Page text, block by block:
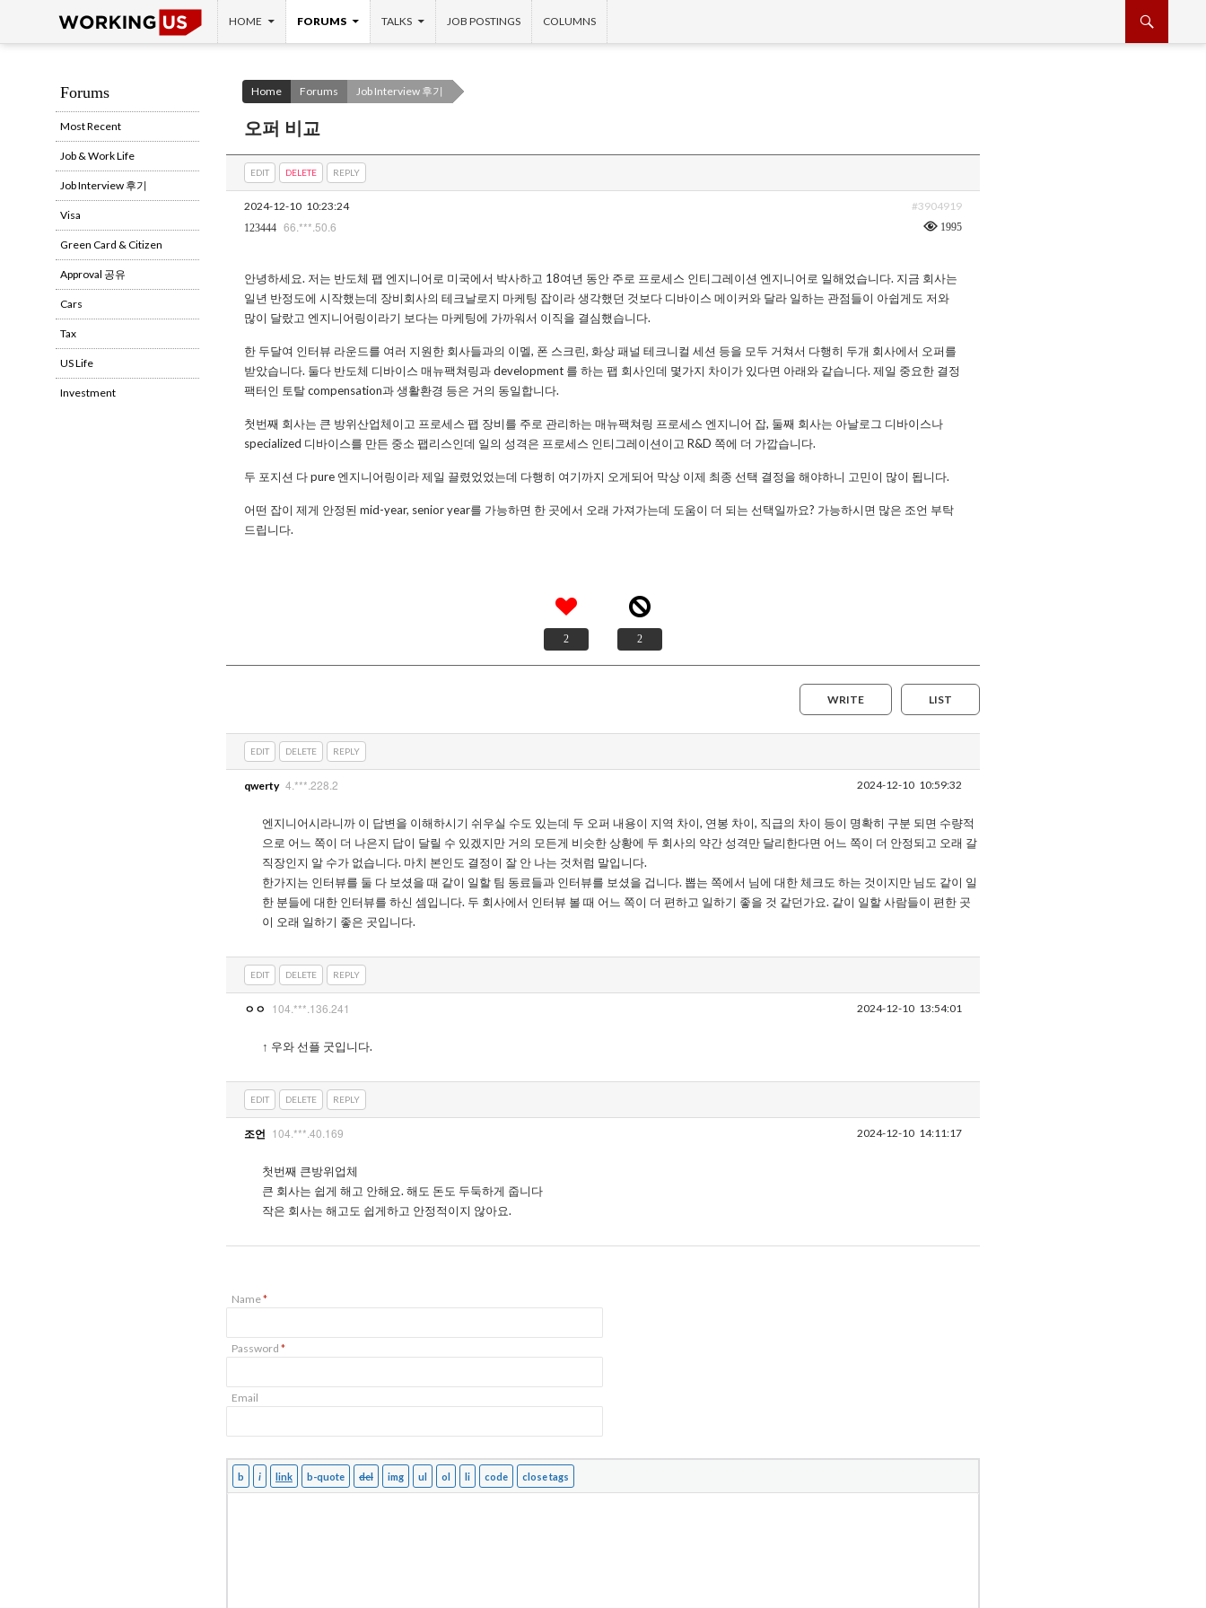
SKIP TO CONTENT
HOME FORUMS TALKS JOB POSTINGS COLUMNS
Home Forums Job Interview 후기
오퍼 비교
EDIT DELETE REPLY
2024-12-10 10:23:24 #3904919
123444 66.***.50.6 1995
안녕하세요. 저는 반도체 팹 엔지니어로 미국에서 박사하고 18여년 동안 주로 프로세스 인티그레이션 엔지니어로 일해었습니다. 지금 회사는
일년 반정도에 시작했는데 장비회사의 테크날로지 마케팅 잡이라 생각했던 것보다 디바이스 메이커와 달라 일하는 관점들이 아쉽게도 저와
많이 달랐고 엔지니어링이라기 보다는 마케팅에 가까워서 이직을 결심했습니다.
한 두달여 인터뷰 라운드를 여러 지원한 회사들과의 이멜, 폰 스크린, 화상 패널 테크니컬 세션 등을 모두 거쳐서 다행히 두개 회사에서 오퍼를
받았습니다. 둘다 반도체 디바이스 매뉴팩쳐링과 development 를 하는 팹 회사인데 몇가지 차이가 있다면 아래와 같습니다. 제일 중요한 결정
팩터인 토탈 compensation과 생활환경 등은 거의 동일합니다.
첫번째 회사는 큰 방위산업체이고 프로세스 팹 장비를 주로 관리하는 매뉴팩쳐링 프로세스 엔지니어 잡, 둘째 회사는 아날로그 디바이스나
specialized 디바이스를 만든 중소 팹리스인데 일의 성격은 프로세스 인티그레이션이고 R&D 쪽에 더 가깝습니다.
두 포지션 다 pure 엔지니어링이라 제일 끌렸었었는데 다행히 여기까지 오게되어 막상 이제 최종 선택 결정을 해야하니 고민이 많이 됩니다.
어떤 잡이 제게 안정된 mid-year, senior year를 가능하면 한 곳에서 오래 가져가는데 도움이 더 되는 선택일까요? 가능하시면 많은 조언 부탁
드립니다.
2 2
LIST
WRITE
EDIT DELETE REPLY
qwerty 4.***.228.2 2024-12-10 10:59:32
엔지니어시라니까 이 답변을 이해하시기 쉬우실 수도 있는데 두 오퍼 내용이 지역 차이, 연봉 차이, 직급의 차이 등이 명확히 구분 되면 수량적
으로 어느 쪽이 더 나은지 답이 달릴 수 있겠지만 거의 모든게 비슷한 상황에 두 회사의 약간 성격만 달리한다면 어느 쪽이 더 안정되고 오래 갈
직장인지 알 수가 없습니다. 마치 본인도 결정이 잘 안 나는 것처럼 말입니다.
한가지는 인터뷰를 둘 다 보셨을 때 같이 일할 팀 동료들과 인터뷰를 보셨을 겁니다. 뽑는 쪽에서 님에 대한 체크도 하는 것이지만 님도 같이 일
한 분들에 대한 인터뷰를 하신 셈입니다. 두 회사에서 인터뷰 볼 때 어느 쪽이 더 편하고 일하기 좋을 것 같던가요. 같이 일할 사람들이 편한 곳
이 오래 일하기 좋은 곳입니다.
EDIT DELETE REPLY
ㅇㅇ 104.***.136.241 2024-12-10 13:54:01
↑ 우와 선플 굿입니다.
EDIT DELETE REPLY
조언 104.***.40.169 2024-12-10 14:11:17
첫번째 큰방위업체
큰 회사는 쉽게 해고 안해요. 해도 돈도 두둑하게 줍니다
작은 회사는 해고도 쉽게하고 안정적이지 않아요.
Name*
Password *
Email
Forums
Most Recent
Job & Work Life
Job Interview 후기
Visa
Green Card & Citizen
Approval 공유
Cars
Tax
US Life
Investment